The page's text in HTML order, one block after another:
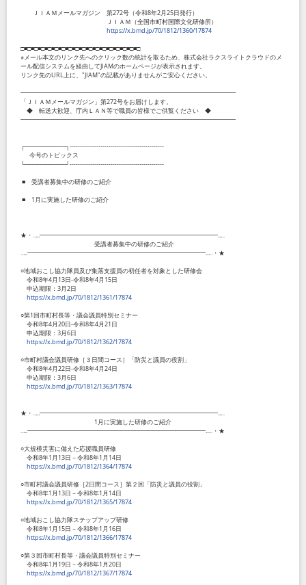
ＪＩＡＭメールマガジン 第272号（令和8年2月25日発行）
ＪＩＡＭ（全国市町村国際文化研修所）
https://x.bmd.jp/70/1812/1360/17874
□■□■□■□■□■□■□■□■□■□■□■□■□■□■□■□■□■□
※メール本文のリンク先へのクリック数の統計を取るため、株式会社ラクスライトクラウドのメ
ール配信システムを経由してJIAMのホームページが表示されます。
リンク先のURL上に、 "JIAM"の記載がありませんがご安心ください。
━━━━━━━━━━━━━━━━━━━━━━━━━━━━━━━━━━━
「ＪＩＡＭメールマガジン」第272号をお届けします。
◆ 転送大歓迎、庁内ＬＡＮ等で職員の皆様でご供覧ください ◆
━━━━━━━━━━━━━━━━━━━━━━━━━━━━━━━━━━━
┌──────────┐----------------------------------------------
今号のトピックス
└──────────┘----------------------------------------------
■ 受講者募集中の研修のご紹介
■ 1月に実施した研修のご紹介
★・‥...━━━━━━━━━━━━━━━━━━━━━━━━━━━━━...‥
受講者募集中の研修のご紹介
‥...━━━━━━━━━━━━━━━━━━━━━━━━━━━━━...‥・★
○地域おこし協力隊員及び集落支援員の初任者を対象とした研修会
令和8年4月 13日-令和8年4月 15日
申込期限： 3月2日
https://x.bmd.jp/70/1812/1361/17874
○第1回市町村長等・議会議員特別セミナー
令和8年4月20日-令和8年4月21日
申込期限： 3月6日
https://x.bmd.jp/70/1812/1362/17874
○市町村議会議員研修［３日間コース］「防災と議員の役割」
令和8年4月22日-令和8年4月24日
申込期限： 3月6日
https://x.bmd.jp/70/1812/1363/17874
★・‥...━━━━━━━━━━━━━━━━━━━━━━━━━━━━━...‥
1月に実施した研修のご紹介
‥...━━━━━━━━━━━━━━━━━━━━━━━━━━━━━...‥・★
○大規模災害に備えた応援職員研修
令和8年1月 13日－令和8年1月 14日
https://x.bmd.jp/70/1812/1364/17874
○市町村議会議員研修［2日間コース］第２回「防災と議員の役割」
令和8年1月 13日－令和8年1月 14日
https://x.bmd.jp/70/1812/1365/17874
○地域おこし協力隊ステップアップ研修
令和8年1月 15日－令和8年1月 16日
https://x.bmd.jp/70/1812/1366/17874
○第３回市町村長等・議会議員特別セミナー
令和8年1月 19日－令和8年1月20日
https://x.bmd.jp/70/1812/1367/17874